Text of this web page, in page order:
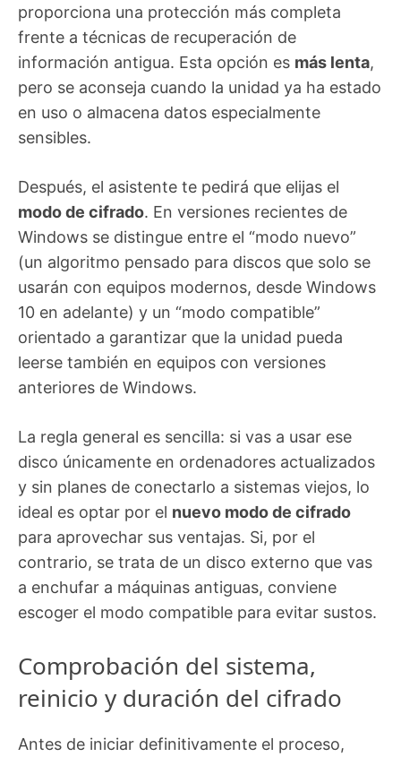
proporciona una protección más completa
frente a técnicas de recuperación de
información antigua. Esta opción es más lenta,
pero se aconseja cuando la unidad ya ha estado
en uso o almacena datos especialmente
sensibles.
Después, el asistente te pedirá que elijas el
modo de cifrado. En versiones recientes de
Windows se distingue entre el “modo nuevo”
(un algoritmo pensado para discos que solo se
usarán con equipos modernos, desde Windows
10 en adelante) y un “modo compatible”
orientado a garantizar que la unidad pueda
leerse también en equipos con versiones
anteriores de Windows.
La regla general es sencilla: si vas a usar ese
disco únicamente en ordenadores actualizados
y sin planes de conectarlo a sistemas viejos, lo
ideal es optar por el nuevo modo de cifrado
para aprovechar sus ventajas. Si, por el
contrario, se trata de un disco externo que vas
a enchufar a máquinas antiguas, conviene
escoger el modo compatible para evitar sustos.
Comprobación del sistema,
reinicio y duración del cifrado
Antes de iniciar definitivamente el proceso,